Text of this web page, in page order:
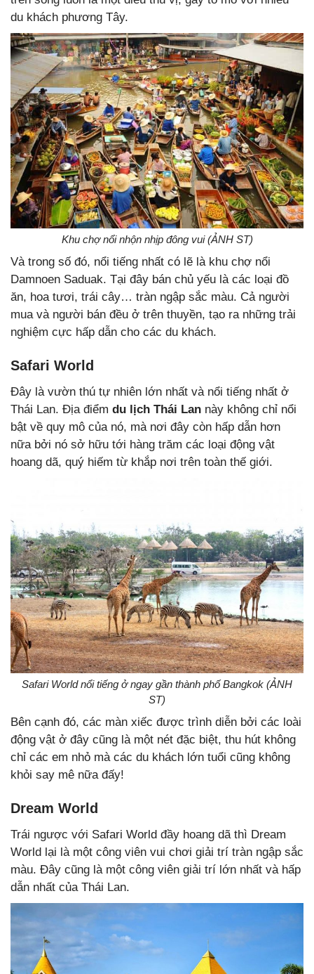
du khách phương Tây.
Khu chợ nổi nhộn nhịp đông vui (ẢNH ST)
Và trong số đó, nổi tiếng nhất có lẽ là khu chợ nổi
Damnoen Saduak. Tại đây bán chủ yếu là các loại đồ
ăn, hoa tươi, trái cây… tràn ngập sắc màu. Cả người
mua và người bán đều ở trên thuyền, tạo ra những trải
nghiệm cực hấp dẫn cho các du khách.
Safari World
Đây là vườn thú tự nhiên lớn nhất và nổi tiếng nhất ở
Thái Lan. Địa điểm du lịch Thái Lan này không chỉ nổi
bật về quy mô của nó, mà nơi đây còn hấp dẫn hơn
nữa bởi nó sở hữu tới hàng trăm các loại động vật
hoang dã, quý hiếm từ khắp nơi trên toàn thế giới.
Safari World nổi tiếng ở ngay gần thành phố Bangkok (ẢNH
ST)
Bên cạnh đó, các màn xiếc được trình diễn bởi các loài
động vật ở đây cũng là một nét đặc biệt, thu hút không
chỉ các em nhỏ mà các du khách lớn tuổi cũng không
khỏi say mê nữa đấy!
Dream World
Trái ngược với Safari World đầy hoang dã thì Dream
World lại là một công viên vui chơi giải trí tràn ngập sắc
màu. Đây cũng là một công viên giải trí lớn nhất và hấp
dẫn nhất của Thái Lan.